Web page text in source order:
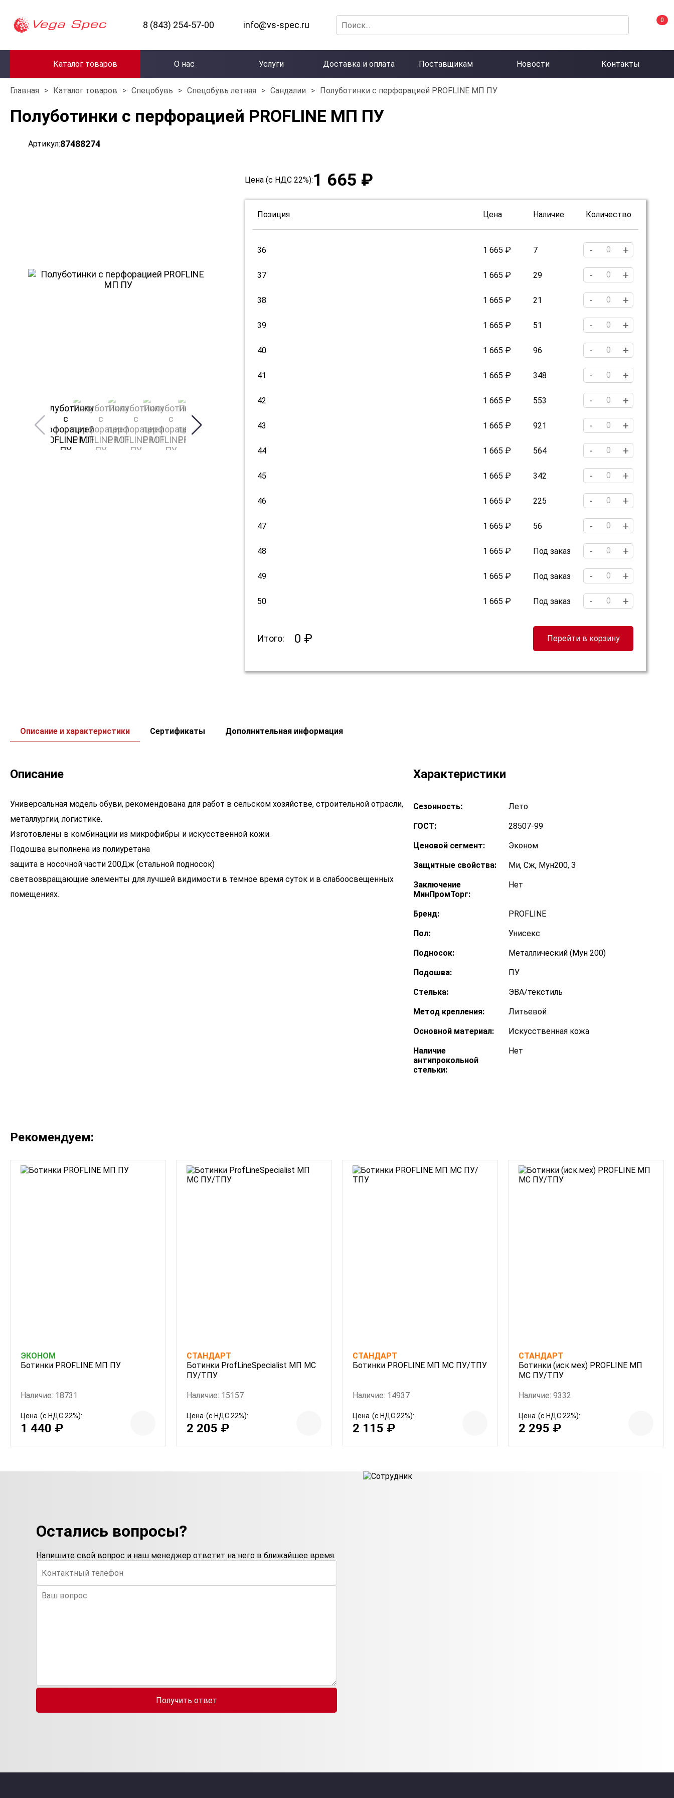
8 (843) 254-57-00 info@vs-spec.ru 0
Каталог товаров О нас Услуги Доставка и оплата Поставщикам Новости Контакты
Главная > Каталог товаров > Спецобувь > Спецобувь летняя > Сандалии > Полуботинки с перфорацией PROFLINE МП ПУ
Полуботинки с перфорацией PROFLINE МП ПУ
Артикул:87488274
Цена (с НДС 22%):1 665 ₽
Позиция Цена Наличие Количество
36 1 665 ₽ 7 - +
37 1 665 ₽ 29 - +
38 1 665 ₽ 21 - +
39 1 665 ₽ 51 - +
40 1 665 ₽ 96 - +
41 1 665 ₽ 348 - +
42 1 665 ₽ 553 - +
43 1 665 ₽ 921 - +
44 1 665 ₽ 564 - +
45 1 665 ₽ 342 - +
46 1 665 ₽ 225 - +
47 1 665 ₽ 56 - +
48 1 665 ₽ Под заказ - +
49 1 665 ₽ Под заказ - +
50 1 665 ₽ Под заказ - +
Итого: 0 ₽ Перейти в корзину
Описание и характеристики Сертификаты Дополнительная информация
Описание
Универсальная модель обуви, рекомендована для работ в сельском хозяйстве, строительной отрасли,
металлургии, логистике.
Изготовлены в комбинации из микрофибры и искусственной кожи.
Подошва выполнена из полиуретана
защита в носочной части 200Дж (стальной подносок)
светвозвращающие элементы для лучшей видимости в темное время суток и в слабоосвещенных
помещениях.
Характеристики
Сезонность: Лето
ГОСТ: 28507-99
Ценовой сегмент: Эконом
Защитные свойства: Ми, Сж, Мун200, З
Заключение
МинПромТорг:
Нет
Бренд: PROFLINE
Пол: Унисекс
Подносок: Металлический (Мун 200)
Подошва: ПУ
Стелька: ЭВА/текстиль
Метод крепления: Литьевой
Оcновной материал: Искусственная кожа
Наличие
антипрокольной
стельки:
Нет
Рекомендуем:
ЭКОНОМ
Ботинки PROFLINE МП ПУ
Наличие: 18731
Цена (с НДС 22%):
1 440 ₽
СТАНДАРТ
Ботинки ProfLineSpecialist МП МС
ПУ/ТПУ
Наличие: 15157
Цена (с НДС 22%):
2 205 ₽
СТАНДАРТ
Ботинки PROFLINE МП МС ПУ/ТПУ
Наличие: 14937
Цена (с НДС 22%):
2 115 ₽
СТАНДАРТ
Ботинки (иск.мех) PROFLINE МП
МС ПУ/ТПУ
Наличие: 9332
Цена (с НДС 22%):
2 295 ₽
Остались вопросы?
Напишите свой вопрос и наш менеджер ответит на него в ближайшее время.
Получить ответ